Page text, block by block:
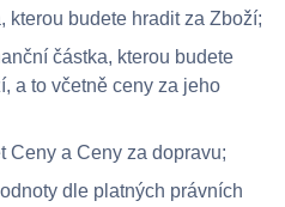
kterou budete hradit za Zboží;
částka, kterou budete
a to včetně ceny za jeho
Ceny a Ceny za dopravu;
dle platných právních